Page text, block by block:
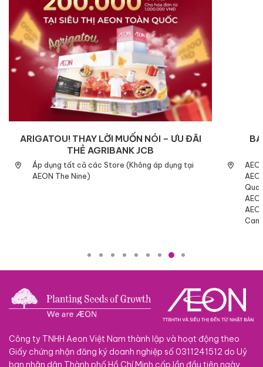
ARIGATOU! THAY LỜI MUỐN NÓI – ƯU ĐÃI
THẺ AGRIBANK JCB
Áp dụng tất cả các Store (Không áp dụng tại
AEON The Nine)
Công ty TNHH Aeon Việt Nam thành lập và hoạt động theo
Giấy chứng nhận đăng ký doanh nghiệp số 0311241512 do Uỷ
ban nhân dân Thành phố Hồ Chí Minh cấp lần đầu tiên ngày